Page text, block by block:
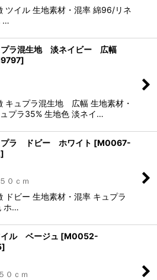
ツイル 生地素材・混率 綿96/リネ
…
ラ混生地 淡ネイビー 広幅
]
キュプラ混生地 広幅 生地素材・
プラ35% 生地色 淡ネイ…
ラ ドビー ホワイト [M0067-
]
０ｃｍ
ドビー 生地素材・混率 キュプラ
ホ…
ル ベージュ [M0052-
]
０ｃｍ